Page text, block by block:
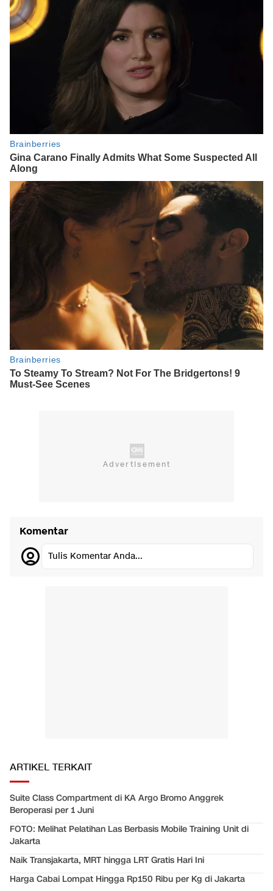
Komentar
Tulis Komentar Anda...
ARTIKEL TERKAIT
Suite Class Compartment di KA Argo Bromo Anggrek
Beroperasi per 1 Juni
FOTO: Melihat Pelatihan Las Berbasis Mobile Training Unit di
Jakarta
Naik Transjakarta, MRT hingga LRT Gratis Hari Ini
Harga Cabai Lompat Hingga Rp150 Ribu per Kg di Jakarta